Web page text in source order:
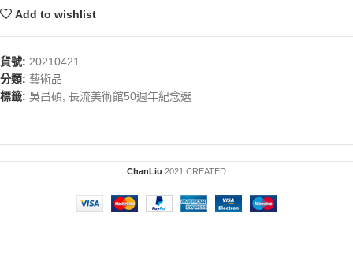
Add to wishlist
貨號: 20210421
分類: 藝術品
標籤: 吳昌碩 長流美術館50週年紀念選
ChanLiu 2021 CREATED